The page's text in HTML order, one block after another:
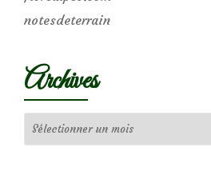
notesdeterrain
Archives